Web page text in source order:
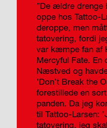
”De ældre drenge
oppe hos Tattoo-
deroppe, men
tatovering, fordi
var kæmpe fan af
Mercyful Fate. En
Næstved og
’Don’t Break the
forestillede en
panden. Da jeg
til Tattoo-Larsen:
tatovering, jeg